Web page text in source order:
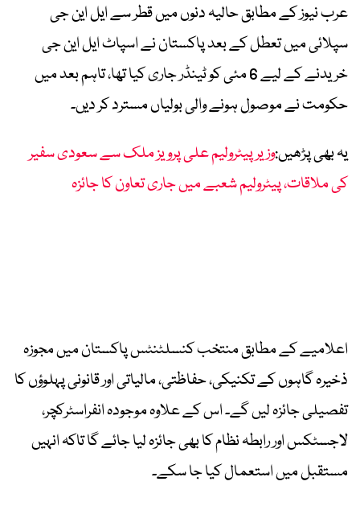
عرب نیوز کے مطابق حالیہ دنوں میں قطر سے ایل این جی
سپلائی میں تعطل کے بعد پاکستان نے اسپاٹ ایل این جی
خریدنے کے لیے 6 مئی کو ٹینڈر جاری کیا تھا، تاہم بعد میں
حکومت نے موصول ہونے والی بولیاں مسترد کر دیں۔
یہ بھی پڑھیں:وزیر پیٹرولیم علی پرویز ملک سے سعودی سفیر
کی ملاقات، پیٹرولیم شعبے میں جاری تعاون کا جائزہ
اعلامیے کے مطابق منتخب کنسلٹنٹس پاکستان میں مجوزہ
ذخیرہ گاہوں کے تکنیکی، حفاظتی، مالیاتی اور قانونی پہلوؤں کا
تفصیلی جائزہ لیں گے۔ اس کے علاوہ موجودہ انفراسٹرکچر،
لاجسٹکس اور رابطہ نظام کا بھی جائزہ لیا جائے گا تاکہ انہیں
مستقبل میں استعمال کیا جا سکے۔